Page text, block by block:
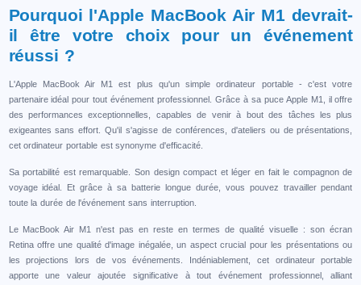
Pourquoi l'Apple MacBook Air M1 devrait-
il être votre choix pour un événement
réussi ?
L'Apple MacBook Air M1 est plus qu'un simple ordinateur portable - c'est votre
partenaire idéal pour tout événement professionnel. Grâce à sa puce Apple M1, il offre
des performances exceptionnelles, capables de venir à bout des tâches les plus
exigeantes sans effort. Qu'il s'agisse de conférences, d'ateliers ou de présentations,
cet ordinateur portable est synonyme d'efficacité.
Sa portabilité est remarquable. Son design compact et léger en fait le compagnon de
voyage idéal. Et grâce à sa batterie longue durée, vous pouvez travailler pendant
toute la durée de l'événement sans interruption.
Le MacBook Air M1 n'est pas en reste en termes de qualité visuelle : son écran
Retina offre une qualité d'image inégalée, un aspect crucial pour les présentations ou
les projections lors de vos événements. Indéniablement, cet ordinateur portable
apporte une valeur ajoutée significative à tout événement professionnel, alliant